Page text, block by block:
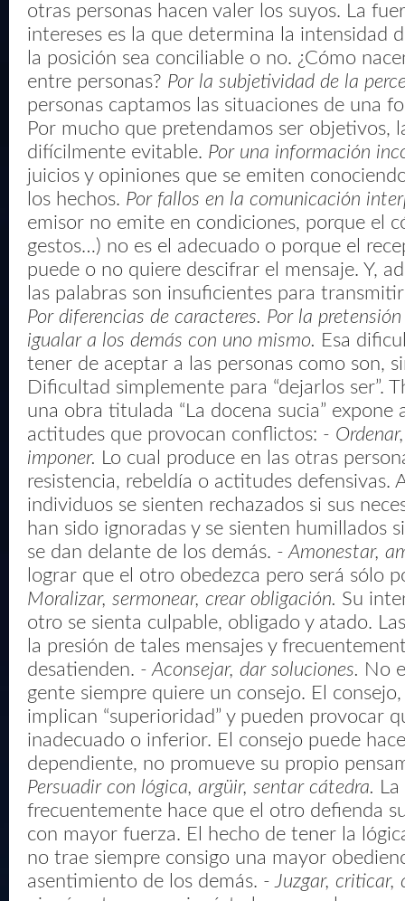
otras personas hacen valer los suyos. La
intereses es la que determina la intensidad
la posición sea conciliable o no. ¿Cómo
entre personas? Por la subjetividad de la
personas captamos las situaciones de una
Por mucho que pretendamos ser objetivos,
difícilmente evitable. Por una información
juicios y opiniones que se emiten
los hechos. Por fallos en la comunicación
emisor no emite en condiciones, porque el
gestos…) no es el adecuado o porque el
puede o no quiere descifrar el mensaje. Y,
las palabras son insuficientes para
Por diferencias de caracteres. Por la
igualar a los demás con uno mismo. Esa
tener de aceptar a las personas como son,
Dificultad simplemente para “dejarlos ser”.
una obra titulada “La docena sucia” expone
actitudes que provocan conflictos: -
imponer. Lo cual produce en las otras
resistencia, rebeldía o actitudes defensivas.
individuos se sienten rechazados si sus
han sido ignoradas y se sienten humillados
se dan delante de los demás. - Amonestar,
lograr que el otro obedezca pero será sólo
Moralizar, sermonear, crear obligación. Su
otro se sienta culpable, obligado y atado.
la presión de tales mensajes y
desatienden. - Aconsejar, dar soluciones. No
gente siempre quiere un consejo. El
implican “superioridad” y pueden provocar
inadecuado o inferior. El consejo puede
dependiente, no promueve su propio
Persuadir con lógica, argüir, sentar cátedra.
frecuentemente hace que el otro defienda
con mayor fuerza. El hecho de tener la
no trae siempre consigo una mayor
asentimiento de los demás. - Juzgar, criticar,